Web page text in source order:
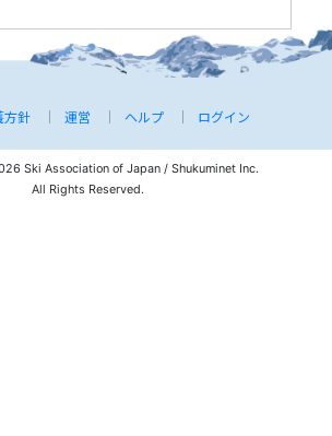
方針 運営 ヘルプ ログイン
Ski Association of Japan / Shukuminet Inc.
All Rights Reserved.